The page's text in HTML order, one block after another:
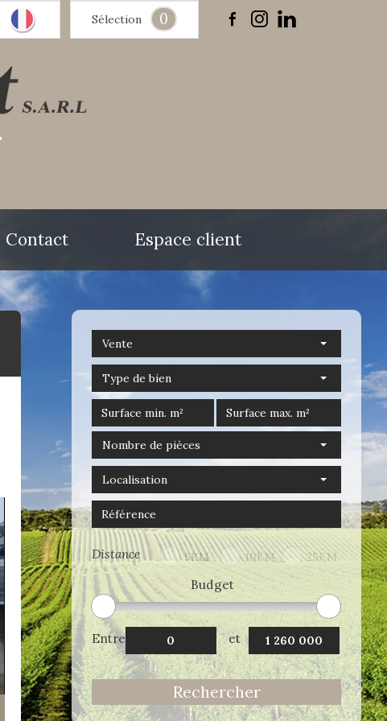
Sélection 0
Contact Espace client
Vente
Type de bien
Nombre de pièces
Localisation
Distance 5KM 10KM 25KM
Budget
Entre et
Rechercher